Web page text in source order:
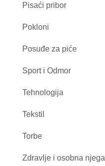
Pisaći pribor
Pokloni
Posuđe za piće
Sport i Odmor
Tehnologija
Tekstil
Torbe
Zdravlje i osobna njega